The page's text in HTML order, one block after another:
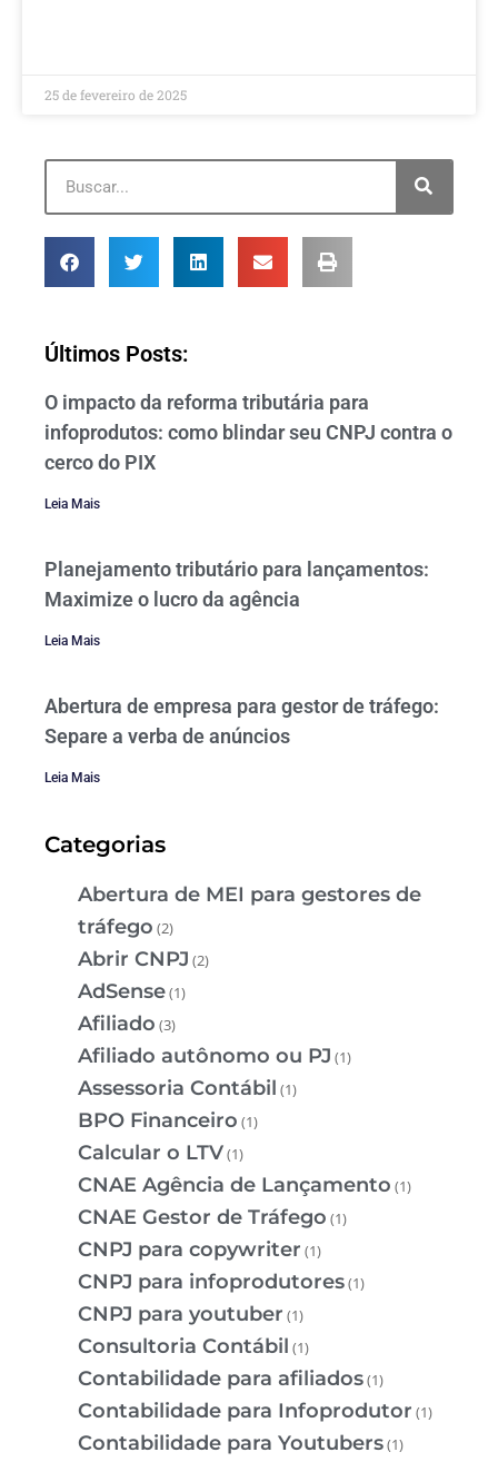
25 de fevereiro de 2025
Últimos Posts:
O impacto da reforma tributária para
infoprodutos: como blindar seu CNPJ contra o
cerco do PIX
Leia Mais
Planejamento tributário para lançamentos:
Maximize o lucro da agência
Leia Mais
Abertura de empresa para gestor de tráfego:
Separe a verba de anúncios
Leia Mais
Categorias
Abertura de MEI para gestores de
tráfego (2)
Abrir CNPJ (2)
AdSense(1)
Afiliado (3)
Afiliado autônomo ou PJ (1)
Assessoria Contábil (1)
BPO Financeiro (1)
Calcular o LTV(1)
CNAE Agência de Lançamento (1)
CNAE Gestor de Tráfego (1)
CNPJ para copywriter (1)
CNPJ para infoprodutores(1)
CNPJ para youtuber (1)
Consultoria Contábil (1)
Contabilidade para afiliados(1)
Contabilidade para Infoprodutor (1)
Contabilidade para Youtubers(1)